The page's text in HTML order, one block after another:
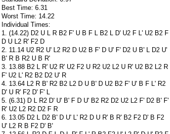
Best Time: 6.31
Worst Time: 14.22
Individual Times:
1. (14.22) D2 U L R B2 F' U B F L B2 L D' U2 F L' U2 B2 F
D U L2 R' F2 D
2. 11.14 U2 R2 U' L2 R2 D U2 B F' D U' F' D2 U B' L D2 U'
B' R B R2 U B R'
3. 13.88 B2 L R' U2 R' U2 F2 U R2 U2 L2 U R' U2 B2 L2 R
F' U2 L' R2 B2 D2 U' R
4. 13.64 L2 R B' R2 B2 L2 D U B' D U2 B2 F' U' B F L' R2
D' U R' F2 D' F' L
5. (6.31) D L R2 D' U' B' F D U' B2 R2 D2 U2 L2 F' D2 B' F'
R' U2 L2 R2 D2 F R
6. 13.05 D2 L D2 B' D U' L' R2 D U R' B R' B2 F2 D' B F2
U' L2 R B F2 D' B'